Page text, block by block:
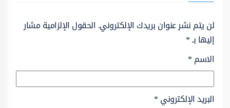
لن يتم نشر عنوان بريدك الإلكتروني. الحقول الإلزامية مشار
إليها بـ*
الاسم*
البريد الإلكتروني*